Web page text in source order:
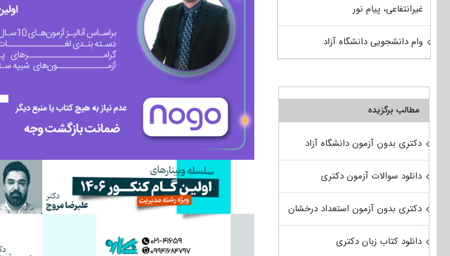
غیرانتفاعی، پیام نور
وام دانشجویی دانشگاه آزاد
مطالب برگزیده
دکتری بدون آزمون دانشگاه آزاد
دانلود سوالات آزمون دکتری
دکتری بدون آزمون استعداد درخشان
دانلود کتاب زبان دکتری